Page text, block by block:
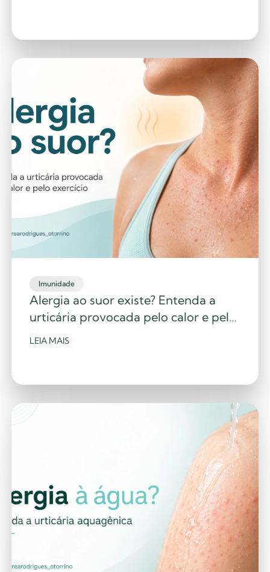
Imunidade
Alergia ao suor existe? Entenda a
urticária provocada pelo calor e pelo
exercício
LEIA MAIS